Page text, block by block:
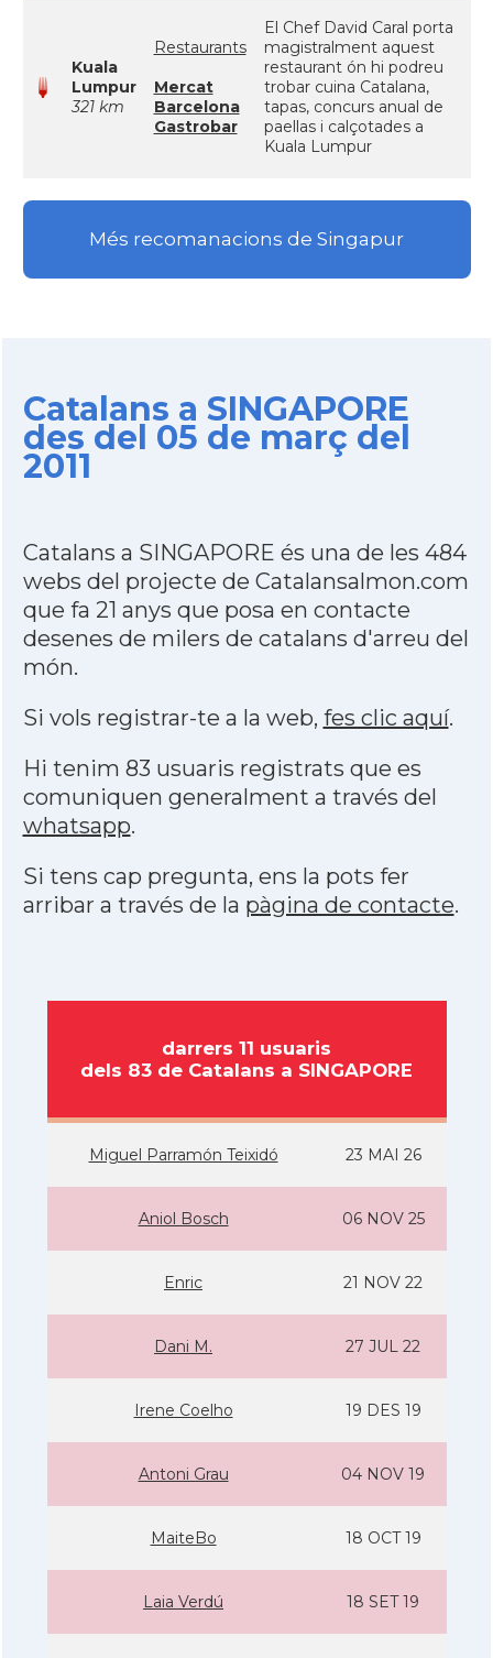
Kuala
Lumpur
321 km
Restaurants
Mercat
Barcelona
Gastrobar
El Chef David Caral porta
magistralment aquest
restaurant ón hi podreu
trobar cuina Catalana,
tapas, concurs anual de
paellas i calçotades a
Kuala Lumpur
Més recomanacions de Singapur
Catalans a SINGAPORE
des del 05 de març del
2011
Catalans a SINGAPORE és una de les 484
webs del projecte de Catalansalmon.com
que fa 21 anys que posa en contacte
desenes de milers de catalans d'arreu del
món.
Si vols registrar-te a la web, fes clic aquí.
Hi tenim 83 usuaris registrats que es
comuniquen generalment a través del
whatsapp.
Si tens cap pregunta, ens la pots fer
arribar a través de la pàgina de contacte.
darrers 11 usuaris
dels 83 de Catalans a SINGAPORE
Miguel Parramón Teixidó 23 MAI 26
Aniol Bosch 06 NOV 25
Enric 21 NOV 22
Dani M. 27 JUL 22
Irene Coelho 19 DES 19
Antoni Grau 04 NOV 19
MaiteBo 18 OCT 19
Laia Verdú 18 SET 19